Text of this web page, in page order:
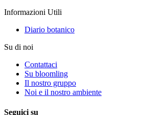
Informazioni Utili
Diario botanico
Su di noi
Contattaci
Su bloomling
Il nostro gruppo
Noi e il nostro ambiente
Seguici su